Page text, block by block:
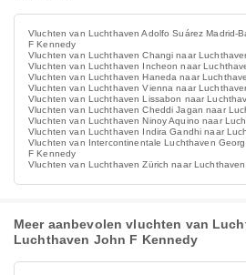
Vluchten van Luchthaven Adolfo Suárez Madrid-
F Kennedy
Vluchten van Luchthaven Changi naar
Vluchten van Luchthaven Incheon naar
Vluchten van Luchthaven Haneda naar
Vluchten van Luchthaven Vienna naar
Vluchten van Luchthaven Lissabon naar
Vluchten van Luchthaven Cheddi Jagan naar
Vluchten van Luchthaven Ninoy Aquino naar
Vluchten van Luchthaven Indira Gandhi naar
Vluchten van Intercontinentale Luchthaven
F Kennedy
Vluchten van Luchthaven Zürich naar
Meer aanbevolen vluchten van
Luchthaven John F Kennedy